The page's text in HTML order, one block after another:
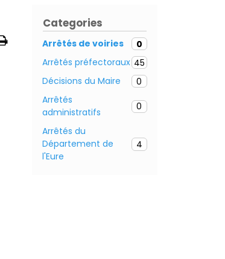
Categories
Arrêtés de voiries
0
Arrêtés préfectoraux 45
Décisions du Maire
0
Arrêtés
administratifs
0
Arrêtés du
Département de
l'Eure
4